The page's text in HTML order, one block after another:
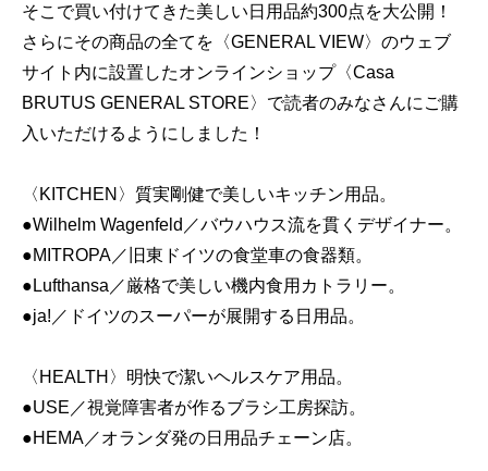
そこで買い付けてきた美しい日用品約300点を大公開！
さらにその商品の全てを〈GENERAL VIEW〉のウェブ
サイト内に設置したオンラインショップ〈Casa
BRUTUS GENERAL STORE〉で読者のみなさんにご購
入いただけるようにしました！
〈KITCHEN〉質実剛健で美しいキッチン用品。
●Wilhelm Wagenfeld／バウハウス流を貫くデザイナー。
●MITROPA／旧東ドイツの食堂車の食器類。
●Lufthansa／厳格で美しい機内食用カトラリー。
●ja!／ドイツのスーパーが展開する日用品。
〈HEALTH〉明快で潔いヘルスケア用品。
●USE／視覚障害者が作るブラシ工房探訪。
●HEMA／オランダ発の日用品チェーン店。